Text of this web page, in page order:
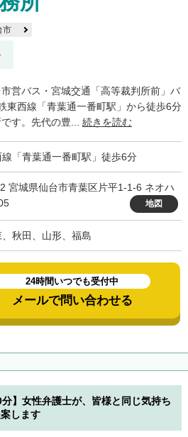
市
営バス・宮城交通「高等裁判所前」バ
東西線「青葉通一番町駅」から徒歩6分
す。先代の豊... 続きを読む
「青葉通一番町駅」徒歩6分
宮城県仙台市青葉区片平1-1-6 ネオハ
地図
秋田、山形、福島
24時間いつでも受付中
メールで問い合わせる
分】女性弁護士が、皆様と同じ気持ち
します